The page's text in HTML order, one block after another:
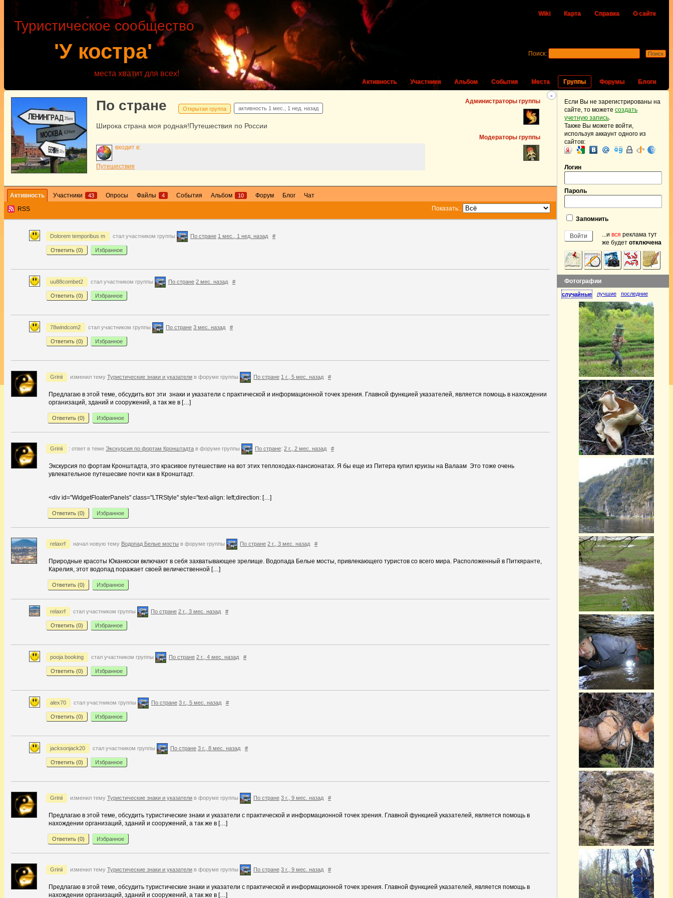
Wiki Карта Справка О сайте
'У костра'
Туристическое сообщество
места хватит для всех!
Активность Участники Альбом События Места Группы Форумы Блоги
Поиск:
-
Администраторы группы
Модераторы группы
По стране Открытая группа активность 1 мес., 1 нед. назад
Широка страна моя родная!Путешествия по России
входит в:
Путешествия
Активность Участники 43 Опросы Файлы 4 События Альбом 10 Форум Блог
Чат
RSS
Показать:.
Dolorem temporibus m стал участником группы По стране 1 мес., 1 нед. назад #
Ответить (0) Избранное
uu88combet2 стал участником группы По стране 2 мес. назад #
Ответить (0) Избранное
78windcom2 стал участником группы По стране 3 мес. назад #
Ответить (0) Избранное
Grinii изменил тему Туристические знаки и указатели в форуме группы По стране 1 г., 5 мес. назад #
Предлагаю в этой теме, обсудить вот эти знаки и указатели с практической и информационной точек зрения. Главной функцией указателей, является помощь в нахождении
организаций, зданий и сооружений, а так же в […]
Ответить (0) Избранное
Grinii : ответ в теме Экскурсия по фортам Кронштадта в форуме группы По стране: 2 г., 2 мес. назад #
Экскурсия по фортам Кронштадта, это красивое путешествие на вот этих теплоходах-пансионатах. Я бы еще из Питера купил круизы на Валаам Это тоже очень
увлекательное путешесвие почти как в Кронштадт.
<div id="WidgetFloaterPanels" class="LTRStyle" style="text-align: left;direction: […]
Ответить (0) Избранное
relaxrf начал новую тему Водопад Белые мосты в форуме группы По стране 2 г., 3 мес. назад #
Природные красоты Юканкоски включают в себя захватывающее зрелище. Водопада Белые мосты, привлекающего туристов со всего мира. Расположенный в Питкяранте,
Карелия, этот водопад поражает своей величественной […]
Ответить (0) Избранное
relaxrf стал участником группы По стране 2 г., 3 мес. назад #
Ответить (0) Избранное
pooja booking стал участником группы По стране 2 г., 4 мес. назад #
Ответить (0) Избранное
alex70 стал участником группы По стране 3 г., 5 мес. назад #
Ответить (0) Избранное
jacksonjack20 стал участником группы По стране 3 г., 8 мес. назад #
Ответить (0) Избранное
Grinii изменил тему Туристические знаки и указатели в форуме группы По стране 3 г., 9 мес. назад #
Предлагаю в этой теме, обсудить туристические знаки и указатели с практической и информационной точек зрения. Главной функцией указателей, является помощь в
нахождении организаций, зданий и сооружений, а так же в […]
Ответить (0) Избранное
Grinii изменил тему Туристические знаки и указатели в форуме группы По стране 3 г., 9 мес. назад #
Предлагаю в этой теме, обсудить туристические знаки и указатели с практической и информационной точек зрения. Главной функцией указателей, является помощь в
нахождении организаций, зданий и сооружений, а так же в […]
Если Вы не зарегистрированы на
сайте, то можете создать
учетную запись.
Также Вы можете войти,
используя аккаунт одного из
сайтов:
Логин
Пароль
Запомнить
...и вся реклама тут
же будет отключена
Фотографии
случайные лучшие последние